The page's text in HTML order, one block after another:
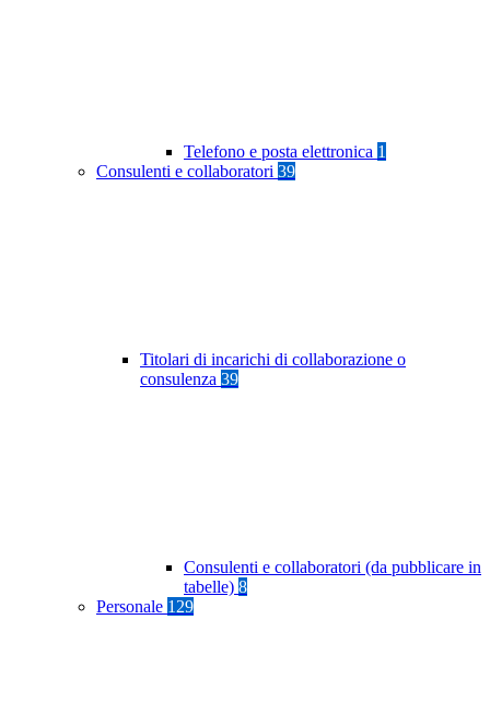
Telefono e posta elettronica 1
Consulenti e collaboratori 39
Titolari di incarichi di collaborazione o
consulenza 39
Consulenti e collaboratori (da pubblicare in
tabelle) 8
Personale 129